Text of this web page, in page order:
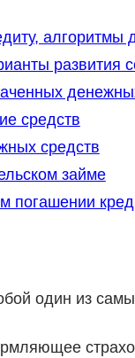
развития
средств
средств
займе
погашении
один из